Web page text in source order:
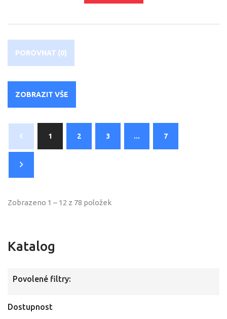
POROVNAT (0)
ZOBRAZIT VŠE
1 2 3 ... 7
Zobrazeno 1 – 12 z 78 položek
Katalog
Povolené filtry:
Dostupnost